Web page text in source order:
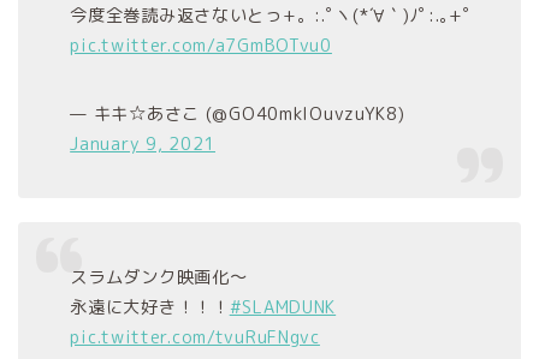
今度全巻読み返さないとっ+。:.ﾟヽ(*´∀｀)ﾉﾟ:.｡+ﾟ
pic.twitter.com/a7GmBOTvu0
— キキ☆あさこ (@GO40mklOuvzuYK8)
January 9, 2021
スラムダンク映画化～
永遠に大好き！！！ #SLAMDUNK
pic.twitter.com/tvuRuFNgvc